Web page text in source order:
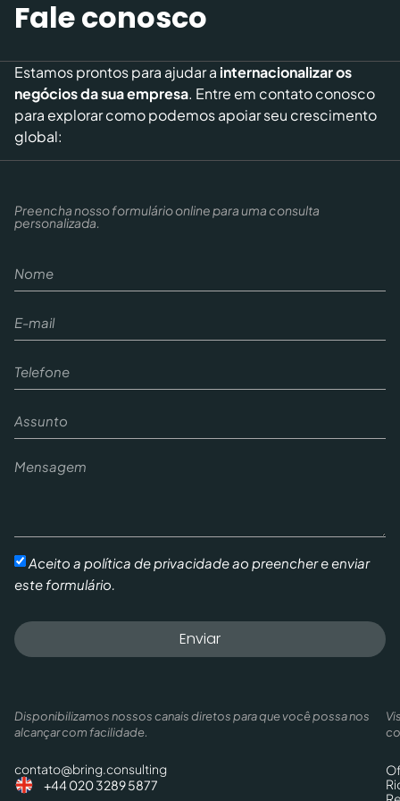
Fale conosco
Estamos prontos para ajudar a internacionalizar os
negócios da sua empresa. Entre em contato conosco
para explorar como podemos apoiar seu crescimento
global:
Preencha nosso formulário online para uma consulta
personalizada.
Aceito a política de privacidade ao preencher e enviar
este formulário.
Enviar
Disponibilizamos nossos canais diretos para que você possa nos
alcançar com facilidade.
contato@bring.consulting
+44 020 3289 5877